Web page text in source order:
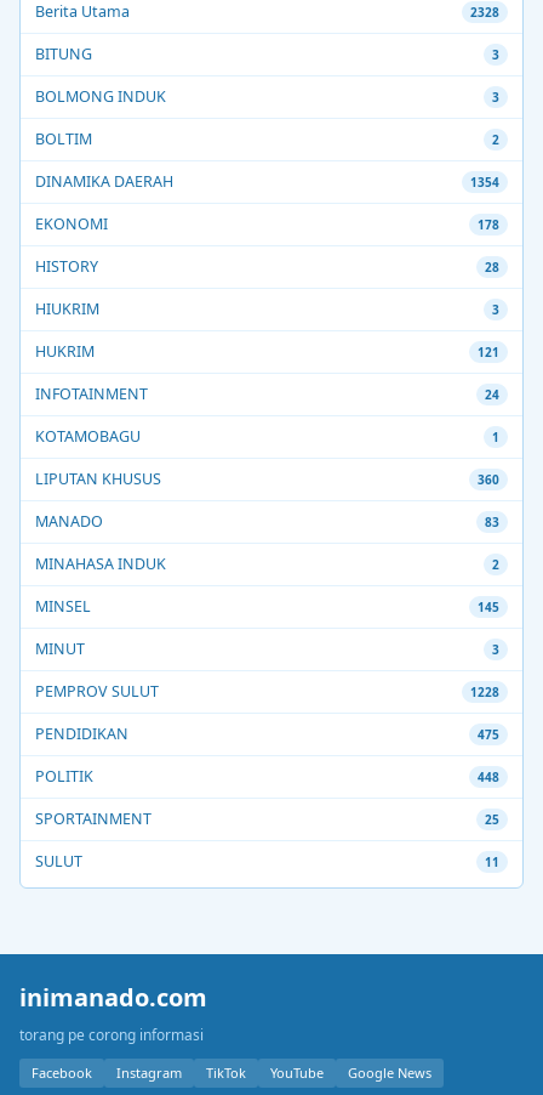
Berita Utama 2328
BITUNG 3
BOLMONG INDUK 3
BOLTIM 2
DINAMIKA DAERAH 1354
EKONOMI 178
HISTORY 28
HIUKRIM 3
HUKRIM 121
INFOTAINMENT 24
KOTAMOBAGU 1
LIPUTAN KHUSUS 360
MANADO 83
MINAHASA INDUK 2
MINSEL 145
MINUT 3
PEMPROV SULUT 1228
PENDIDIKAN 475
POLITIK 448
SPORTAINMENT 25
SULUT 11
inimanado.com
torang pe corong informasi
Facebook Instagram TikTok YouTube Google News